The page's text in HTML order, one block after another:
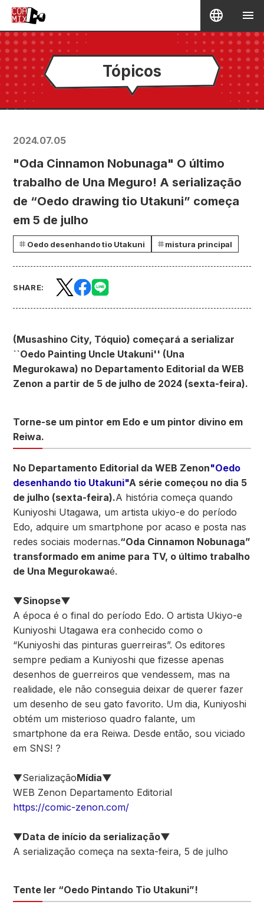
Tópicos
2024.07.05
"Oda Cinnamon Nobunaga" O último
trabalho de Una Meguro! A serialização
de “Oedo drawing tio Utakuni” começa
em 5 de julho
Oedo desenhando tio Utakuni mistura principal
SHARE:
(Musashino City, Tóquio) começará a serializar
``Oedo Painting Uncle Utakuni'' (Una
Megurokawa) no Departamento Editorial da WEB
Zenon a partir de 5 de julho de 2024 (sexta-feira).
Torne-se um pintor em Edo e um pintor divino em
Reiwa.
No Departamento Editorial da WEB Zenon"Oedo
desenhando tio Utakuni"A série começou no dia 5
de julho (sexta-feira).A história começa quando
Kuniyoshi Utagawa, um artista ukiyo-e do período
Edo, adquire um smartphone por acaso e posta nas
redes sociais modernas.“Oda Cinnamon Nobunaga”
transformado em anime para TV, o último trabalho
de Una Megurokawaé.
▼Sinopse▼
A época é o final do período Edo. O artista Ukiyo-e
Kuniyoshi Utagawa era conhecido como o
“Kuniyoshi das pinturas guerreiras”. Os editores
sempre pediam a Kuniyoshi que fizesse apenas
desenhos de guerreiros que vendessem, mas na
realidade, ele não conseguia deixar de querer fazer
um desenho de seu gato favorito. Um dia, Kuniyoshi
obtém um misterioso quadro falante, um
smartphone da era Reiwa. Desde então, sou viciado
em SNS! ?
▼SerializaçãoMídia▼
WEB Zenon Departamento Editorial
https://comic-zenon.com/
▼Data de início da serialização▼
A serialização começa na sexta-feira, 5 de julho
Tente ler “Oedo Pintando Tio Utakuni”!